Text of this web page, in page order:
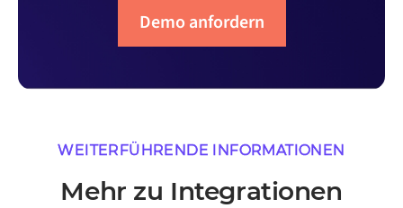
Demo anfordern
WEITERFÜHRENDE INFORMATIONEN
Mehr zu Integrationen